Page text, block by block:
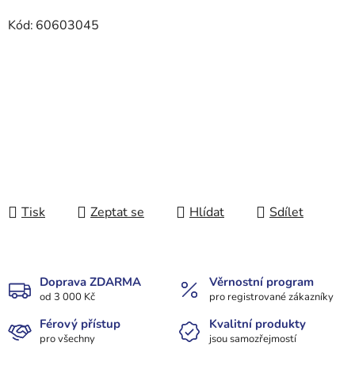
Kód: 60603045
Tisk Zeptat se Hlídat Sdílet
Doprava ZDARMA
od 3 000 Kč
Věrnostní program
pro registrované zákazníky
Férový přístup
pro všechny
Kvalitní produkty
jsou samozřejmostí